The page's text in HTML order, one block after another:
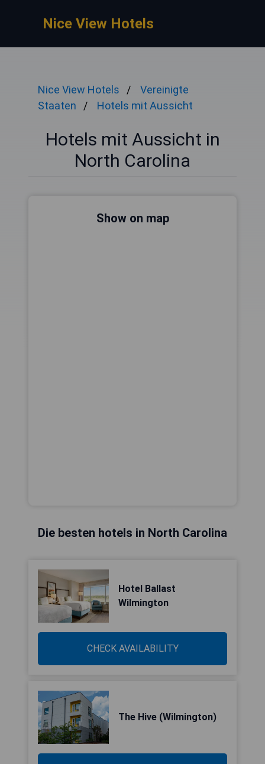
Nice View Hotels
Nice View Hotels
Vereinigte
Staaten
Hotels mit Aussicht
Hotels mit Aussicht in
North Carolina
Show on map
Die besten hotels in North Carolina
Hotel Ballast
Wilmington
CHECK AVAILABILITY
The Hive (Wilmington)